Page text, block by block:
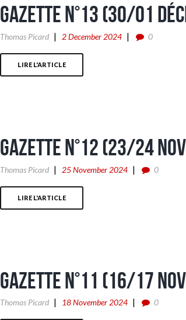
Gazette n°13 (30/01
Thomas Picard 2 December 2024 0
LIRE L'ARTICLE
Gazette n°12 (23/24
Thomas Picard 25 November 2024 0
LIRE L'ARTICLE
Gazette n°11 (16/17
Thomas Picard 18 November 2024 0